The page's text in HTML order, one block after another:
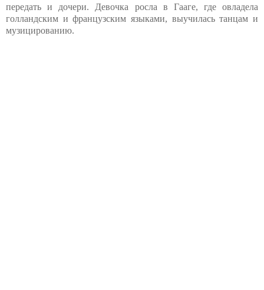
передать и дочери. Девочка росла в Гааге, где овладела
голландским и французским языками, выучилась танцам и
музицированию.